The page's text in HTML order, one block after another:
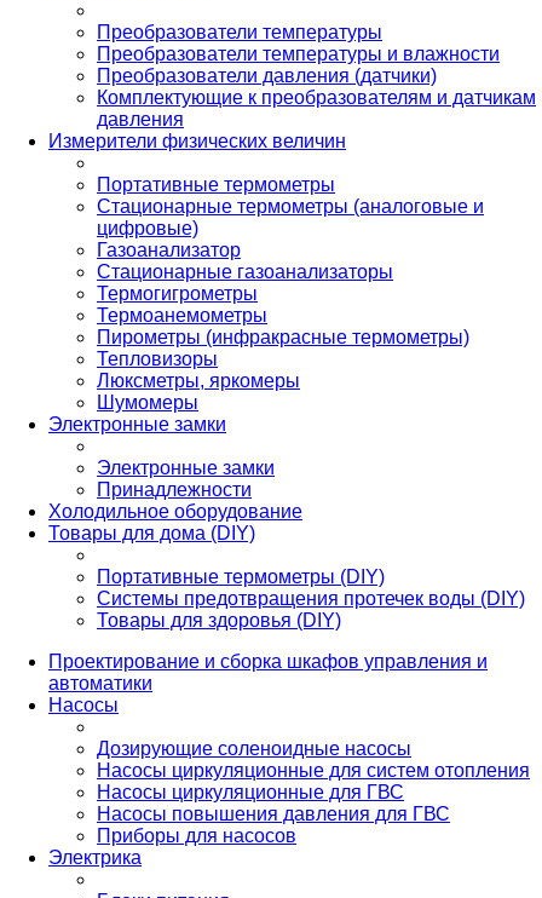
Преобразователи температуры
Преобразователи температуры и влажности
Преобразователи давления (датчики)
Комплектующие к преобразователям и датчикам
давления
Измерители физических величин
Портативные термометры
Стационарные термометры (аналоговые и
цифровые)
Газоанализатор
Стационарные газоанализаторы
Термогигрометры
Термоанемометры
Пирометры (инфракрасные термометры)
Тепловизоры
Люксметры, яркомеры
Шумомеры
Электронные замки
Электронные замки
Принадлежности
Холодильное оборудование
Товары для дома (DIY)
Портативные термометры (DIY)
Системы предотвращения протечек воды (DIY)
Товары для здоровья (DIY)
Проектирование и сборка шкафов управления и
автоматики
Насосы
Дозирующие соленоидные насосы
Насосы циркуляционные для систем отопления
Насосы циркуляционные для ГВС
Насосы повышения давления для ГВС
Приборы для насосов
Электрика